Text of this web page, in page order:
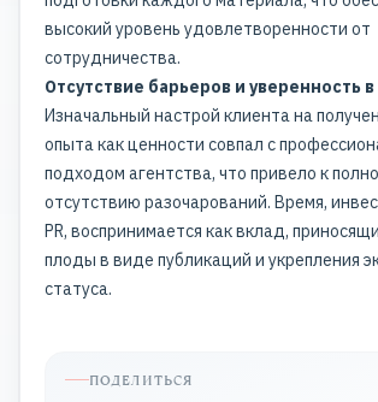
высокий уровень удовлетворенности от
сотрудничества.
Отсутствие барьеров и уверенность
Изначальный настрой клиента на
опыта как ценности совпал с
подходом агентства, что привело к
отсутствию разочарований. Время,
PR, воспринимается как вклад,
плоды в виде публикаций и укрепления
статуса.
ПОДЕЛИТЬСЯ